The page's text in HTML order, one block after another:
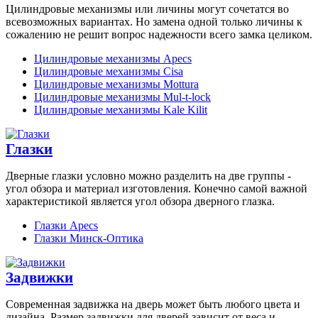
Цилиндровые механизмы или личины могут сочетатся во
всевозможных вариантах. Но замена одной только личины к
сожалению не решит вопрос надежности всего замка целиком.
Цилиндровые механизмы Apecs
Цилиндровые механизмы Cisa
Цилиндровые механизмы Mottura
Цилиндровые механизмы Mul-t-lock
Цилиндровые механизмы Kale Kilit
Глазки
Дверные глазки условно можно разделить на две группы -
угол обзора и материал изготовления. Конечно самой важной
характеристикой является угол обзора дверного глазка.
Глазки Apecs
Глазки Минск-Оптика
Задвижки
Современная задвижка на дверь может быть любого цвета и